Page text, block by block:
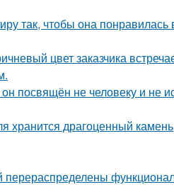
так, чтобы она понравилась
цвет заказчика
посвящён не человеку и не
хранится драгоценный